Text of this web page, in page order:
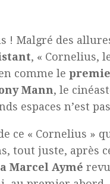
! Malgré des
, « Cornelius,
comme le
Mann, le
espaces n’est
ce « Cornelius »
tout juste, après
Marcel Aymé